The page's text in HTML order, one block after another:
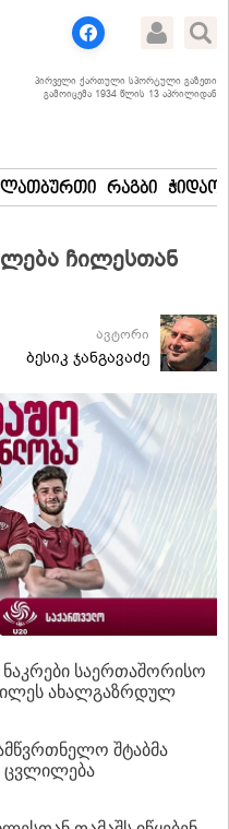
პირველი ქართული სპორტული გაზეთი
გამოიცემა 1934 წლის 13 აპრილიდან
რაგბი
ჩილესთან
ავტორი
ბესიკ ჯანგავაძე
საერთაშორისო
ახალგაზრდულ
შტაბმა
ცვლილება